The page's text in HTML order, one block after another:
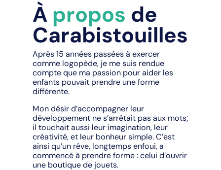
À propos de
Carabistouilles
Après 15 années passées à exercer
comme logopède, je me suis rendue
compte que ma passion pour aider les
enfants pouvait prendre une forme
différente.
Mon désir d’accompagner leur
développement ne s’arrêtait pas aux mots;
il touchait aussi leur imagination, leur
créativité, et leur bonheur simple. C’est
ainsi qu’un rêve, longtemps enfoui, a
commencé à prendre forme : celui d’ouvrir
une boutique de jouets.